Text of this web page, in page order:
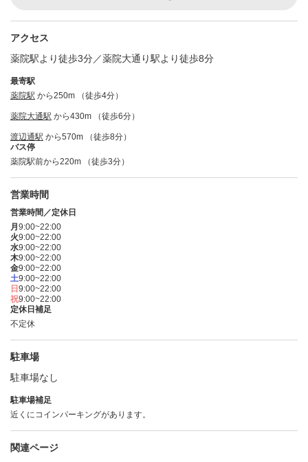
アクセス
薬院駅より徒歩3分／薬院大通り駅より徒歩8分
最寄駅
薬院駅 から250m （徒歩4分）
薬院大通駅 から430m （徒歩6分）
渡辺通駅 から570m （徒歩8分）
バス停
薬院駅前から220m （徒歩3分）
営業時間
営業時間／定休日
月 9:00~22:00
火9:00~22:00
水9:00~22:00
木9:00~22:00
金9:00~22:00
土9:00~22:00
日 9:00~22:00
祝9:00~22:00
定休日補足
不定休
駐車場
駐車場なし
駐車場補足
近くにコインパーキングがあります。
関連ページ